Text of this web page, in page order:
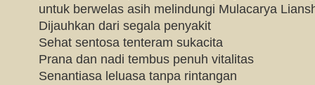
untuk berwelas asih melindungi Mulacarya
Dijauhkan dari segala penyakit
Sehat sentosa tenteram sukacita
Prana dan nadi tembus penuh vitalitas
Senantiasa leluasa tanpa rintangan